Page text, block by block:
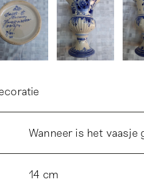
Wanneer is het vaasje
14 cm